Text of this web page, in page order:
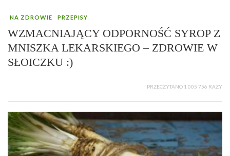
NA ZDROWIE PRZEPISY
WZMACNIAJĄCY ODPORNOŚĆ SYROP Z
MNISZKA LEKARSKIEGO – ZDROWIE W
SŁOICZKU :)
PRZECZYTANO 1 005 756 RAZY